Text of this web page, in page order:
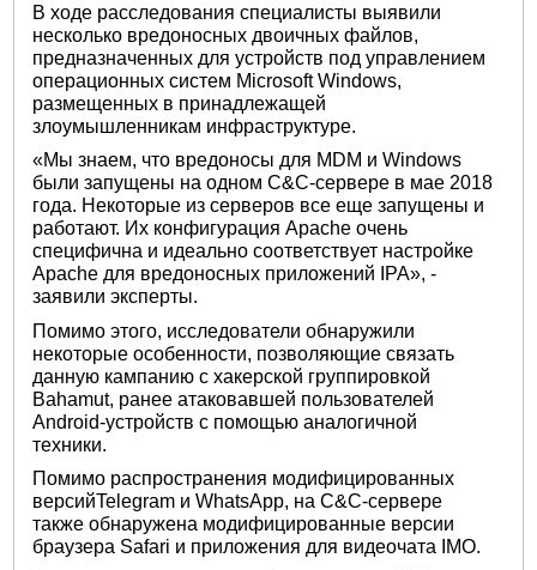
В ходе расследования специалисты выявили
несколько вредоносных двоичных файлов,
предназначенных для устройств под управлением
операционных систем Microsoft Windows,
размещенных в принадлежащей
злоумышленникам инфраструктуре.
«Мы знаем, что вредоносы для MDM и Windows
были запущены на одном C&C-сервере в мае 2018
года. Некоторые из серверов все еще запущены и
работают. Их конфигурация Apache очень
специфична и идеально соответствует настройке
Apache для вредоносных приложений IPA», -
заявили эксперты.
Помимо этого, исследователи обнаружили
некоторые особенности, позволяющие связать
данную кампанию с хакерской группировкой
Bahamut, ранее атаковавшей пользователей
Android-устройств с помощью аналогичной
техники.
Помимо распространения модифицированных
версийTelegram и WhatsApp, на C&C-сервере
также обнаружена модифицированные версии
браузера Safari и приложения для видеочата IMO.